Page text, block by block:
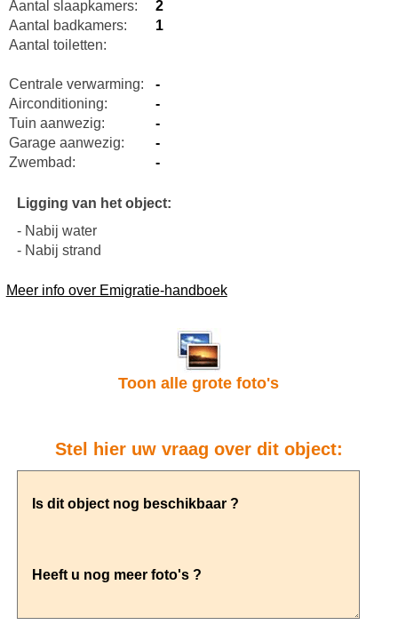
Aantal slaapkamers:
2
Aantal badkamers:
1
Aantal toiletten:
Centrale verwarming:
-
Airconditioning:
-
Tuin aanwezig:
-
Garage aanwezig:
-
Zwembad:
-
Ligging van het object:
- Nabij water
- Nabij strand
Meer info over Emigratie-handboek
Toon alle grote foto's
Stel hier uw vraag over dit object: